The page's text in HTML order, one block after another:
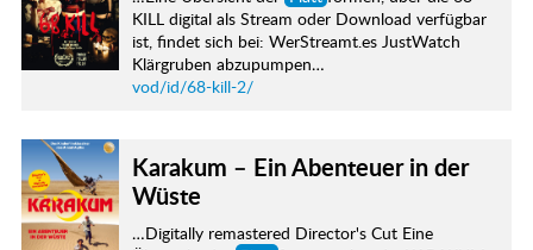
KILL digital als Stream oder Download verfügbar
ist, findet sich bei: WerStreamt.es JustWatch
Klärgruben abzupumpen…
vod/id/68-kill-2/
Karakum – Ein Abenteuer in der
Wüste
…Digitally remastered Director's Cut Eine